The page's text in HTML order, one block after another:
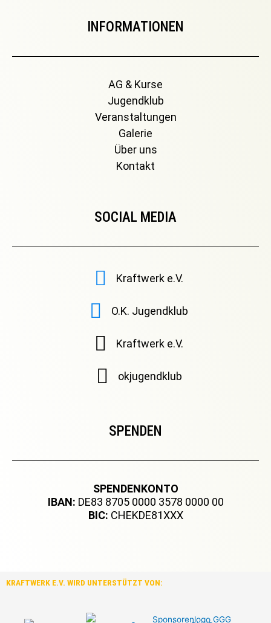
INFORMATIONEN
AG & Kurse
Jugendklub
Veranstaltungen
Galerie
Über uns
Kontakt
SOCIAL MEDIA
Kraftwerk e.V.
O.K. Jugendklub
Kraftwerk e.V.
okjugendklub
SPENDEN
SPENDENKONTO
IBAN: DE83 8705 0000 3578 0000 00
BIC: CHEKDE81XXX
KRAFTWERK E.V. WIRD UNTERSTÜTZT VON: